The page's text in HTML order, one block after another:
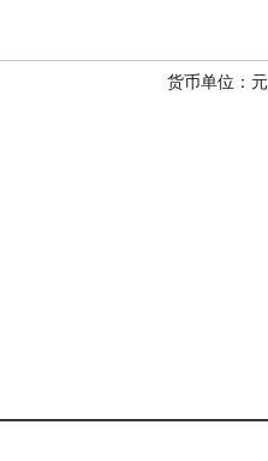
货币单位：元